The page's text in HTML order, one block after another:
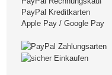
PayPal Kreditkarten
Apple Pay / Google Pay